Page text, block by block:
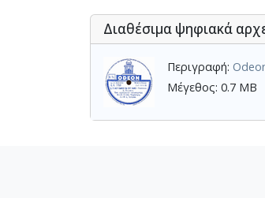
Διαθέσιμα ψηφιακά
Περιγραφή:
Μέγεθος: 0.7 MB